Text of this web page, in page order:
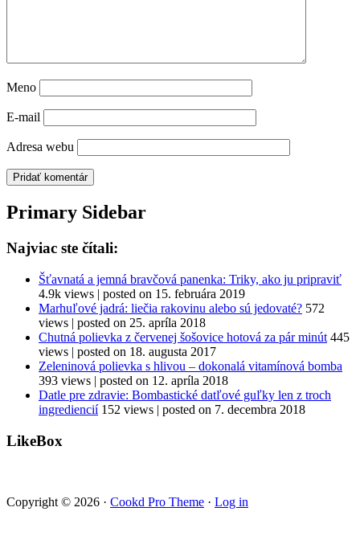
Meno
E-mail
Adresa webu
Primary Sidebar
Najviac ste čítali:
Šťavnatá a jemná bravčová panenka: Triky, ako ju pripraviť
4.9k views | posted on 15. februára 2019
Marhuľové jadrá: liečia rakovinu alebo sú jedovaté? 572
views | posted on 25. apríla 2018
Chutná polievka z červenej šošovice hotová za pár minút 445
views | posted on 18. augusta 2017
Zeleninová polievka s hlivou – dokonalá vitamínová bomba
393 views | posted on 12. apríla 2018
Datle pre zdravie: Bombastické datľové guľky len z troch
ingrediencií 152 views | posted on 7. decembra 2018
LikeBox
Copyright © 2026 · Cookd Pro Theme · Log in